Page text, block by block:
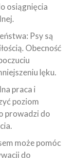
osiągnięcia
Psy są
Obecność
lęku.
praca i
poziom
prowadzi do
może pomóc
do